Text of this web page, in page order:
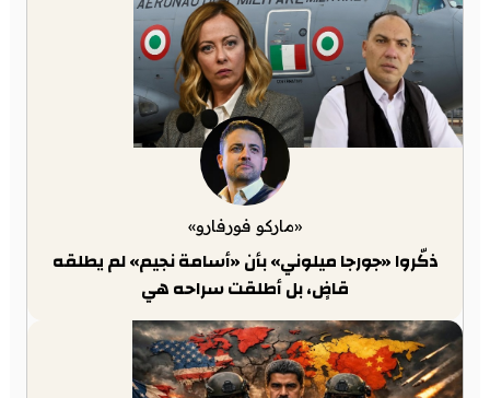
«ماركو فورفارو»
ذكّروا «جورجا ميلوني» بأن «أسامة نجيم» لم يطلقه
قاضٍ، بل أطلقت سراحه هي